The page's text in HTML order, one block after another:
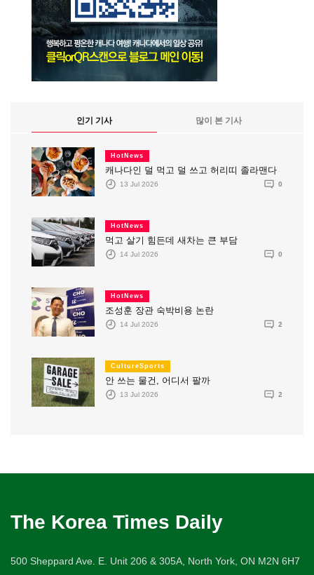
인기 기사 많이 본 기사
HotNews
캐나다인 덜 먹고 덜 쓰고 허리띠 졸라맨다
13 Jul 2026 0
HotNews
먹고 살기 힘든데 새차는 큰 부담
14 Jul 2026 0
HotNews
조성훈 장관 숙박비용 논란
14 Jul 2026 2
CultureSports
안 쓰는 물건, 어디서 팔까
13 Jul 2026 2
The Korea Times Daily
500 Sheppard Ave. E. Unit 206 & 305A, North York, ON M2N 6H7